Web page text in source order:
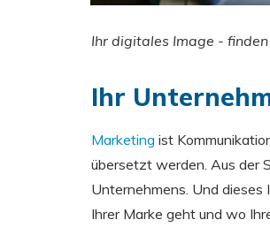
Ihr digitales Image -
Ihr
Marketing ist
übersetzt werden. Aus der
Unternehmens. Und dieses
Ihrer Marke geht und wo